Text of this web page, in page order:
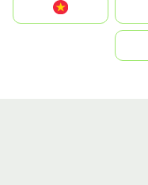
United States